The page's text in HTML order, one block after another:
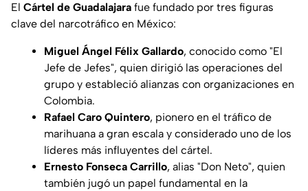
El Cártel de Guadalajara fue fundado por tres figuras
clave del narcotráfico en México:
Miguel Ángel Félix Gallardo, conocido como "El
Jefe de Jefes", quien dirigió las operaciones del
grupo y estableció alianzas con organizaciones en
Colombia.
Rafael Caro Quintero, pionero en el tráfico de
marihuana a gran escala y considerado uno de los
líderes más influyentes del cártel.
Ernesto Fonseca Carrillo, alias "Don Neto", quien
también jugó un papel fundamental en la